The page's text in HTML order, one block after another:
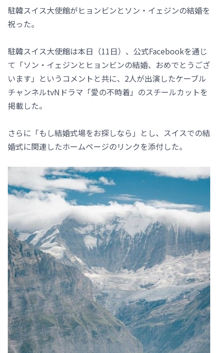
駐韓スイス大使館がヒョンビンとソン・イェジンの結婚を
祝った。
駐韓スイス大使館は本日（11日）、公式Facebookを通じ
て「ソン・イェジンとヒョンビンの結婚、おめでとうござ
います」というコメントと共に、2人が出演したケーブル
チャンネルtvNドラマ「愛の不時着」のスチールカットを
掲載した。
さらに「もし結婚式場をお探しなら」とし、スイスでの結
婚式に関連したホームページのリンクを添付した。